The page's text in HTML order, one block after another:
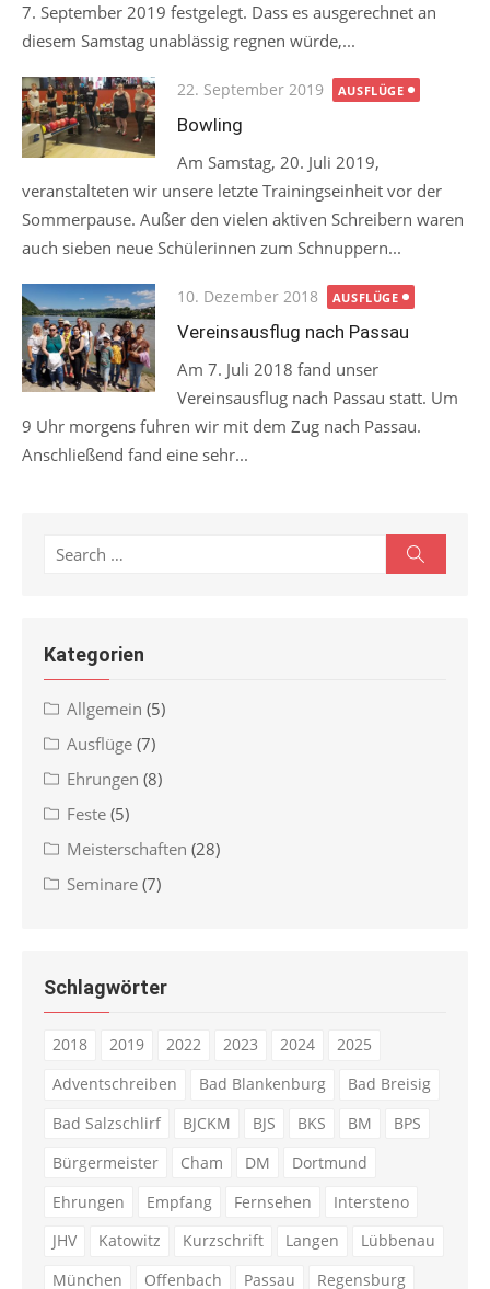
7. September 2019 festgelegt. Dass es ausgerechnet an
diesem Samstag unablässig regnen würde,...
Posted
on
22. September 2019 AUSFLÜGE
Bowling
Am Samstag, 20. Juli 2019,
veranstalteten wir unsere letzte Trainingseinheit vor der
Sommerpause. Außer den vielen aktiven Schreibern waren
auch sieben neue Schülerinnen zum Schnuppern...
Posted
on
10. Dezember 2018 AUSFLÜGE
Vereinsausflug nach Passau
Am 7. Juli 2018 fand unser
Vereinsausflug nach Passau statt. Um
9 Uhr morgens fuhren wir mit dem Zug nach Passau.
Anschließend fand eine sehr...
Search
Kategorien
Allgemein (5)
Ausflüge (7)
Ehrungen (8)
Feste (5)
Meisterschaften (28)
Seminare (7)
Schlagwörter
2018 2019 2022 2023 2024
2025
Adventschreiben
Bad Blankenburg
Bad Breisig
Bad Salzschlirf
BJCKM BJS BKS BM
BPS
Bürgermeister
Cham DM
Dortmund
Ehrungen
Empfang Fernsehen
Intersteno
JHV
Katowitz Kurzschrift Langen
Lübbenau
München
Offenbach Passau Regensburg